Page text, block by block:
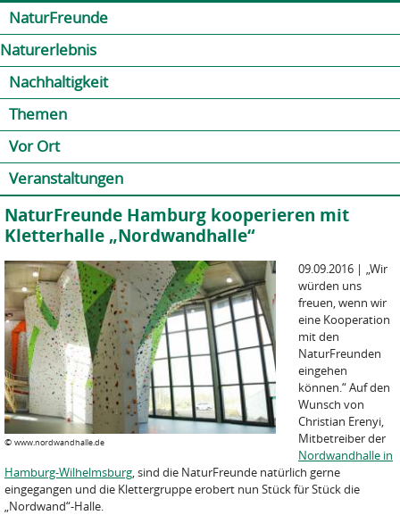
NaturFreunde
Naturerlebnis
Nachhaltigkeit
Themen
Vor Ort
Veranstaltungen
NaturFreunde Hamburg kooperieren mit
Kletterhalle „Nordwandhalle“
© www.nordwandhalle.de
09.09.2016 | „Wir
würden uns
freuen, wenn wir
eine Kooperation
mit den
NaturFreunden
eingehen
können.“ Auf den
Wunsch von
Christian Erenyi,
Mitbetreiber der
Nordwandhalle in
Hamburg-Wilhelmsburg, sind die NaturFreunde natürlich gerne
eingegangen und die Klettergruppe erobert nun Stück für Stück die
„Nordwand“-Halle.